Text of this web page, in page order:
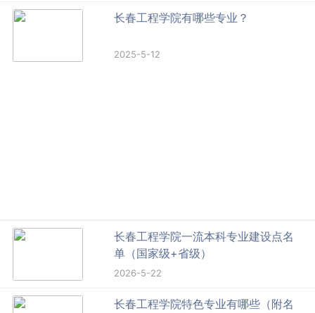
长春工程学院有哪些专业？
2025-5-12
长春工程学院一流本科专业建设点名
单（国家级+省级）
2026-5-22
长春工程学院特色专业有哪些（附名